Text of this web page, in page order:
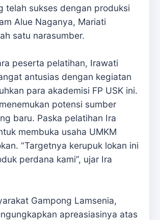
telah sukses dengan produksi
Alue Naganya, Mariati
satu narasumber.
peserta pelatihan, Irawati
antusias dengan kegiatan
para akademisi FP USK ini.
potensi sumber
baru. Paska pelatihan Ira
membuka usaha UMKM
“Targetnya kerupuk lokan ini
perdana kami”, ujar Ira
Gampong Lamsenia,
apreasiasinya atas